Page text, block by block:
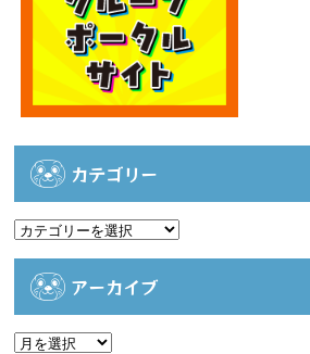
カテゴリー
カ
アーカイブ
ア